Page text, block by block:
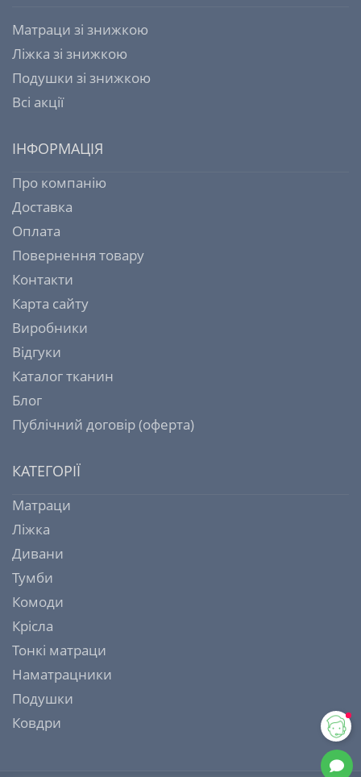
Матраци зі знижкою
Ліжка зі знижкою
Подушки зі знижкою
Всі акції
ІНФОРМАЦІЯ
Про компанію
Доставка
Оплата
Повернення товару
Контакти
Карта сайту
Виробники
Відгуки
Каталог тканин
Блог
Публічний договір (оферта)
КАТЕГОРІЇ
Матраци
Ліжка
Дивани
Тумби
Комоди
Крісла
Тонкі матраци
Наматрацники
Подушки
Ковдри